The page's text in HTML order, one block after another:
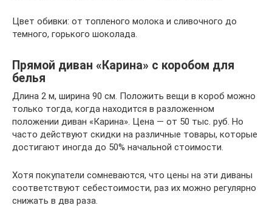
Цвет обивки: от топленого молока и сливочного до
темного, горького шоколада.
Прямой диван «Карина» с коробом для
белья
Длина 2 м, ширина 90 см. Положить вещи в короб можно
только тогда, когда находится в разложенном
положении диван «Карина». Цена — от 50 тыс. руб. Но
часто действуют скидки на различные товары, которые
достигают иногда до 50% начальной стоимости.
Хотя покупатели сомневаются, что цены на эти диваны
соответствуют себестоимости, раз их можно регулярно
снижать в два раза.